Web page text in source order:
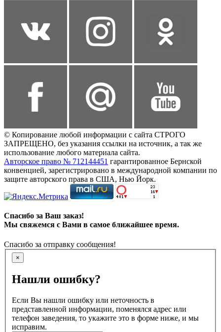
© Копирование любой информации с сайта СТРОГО
ЗАПРЕЩЕНО, без указания ссылки на источник, а так же
использование любого материала сайта.
Авторское право № 712144451 гарантированное Бернской
конвенцией, зарегистрировано в международной компании по
защите авторского права в США, Нью Йорк.
Спасибо за Ваш заказ!
Мы свяжемся с Вами в самое ближайшее время.
Спасибо за отправку сообщения!
×
Нашли ошибку?
Если Вы нашли ошибку или неточность в
представленной информации, поменялся адрес или
телефон заведения, то укажите это в форме ниже, и мы
исправим.